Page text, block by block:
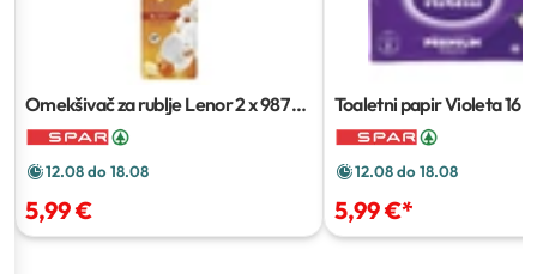
Omekšivač za rublje Lenor2 x 987 ml
/ 2 x 1239 ml
12.08 do 18.08
5,99 €
Toaletni papir Violeta16
12.08 do 18.08
5,99 €*